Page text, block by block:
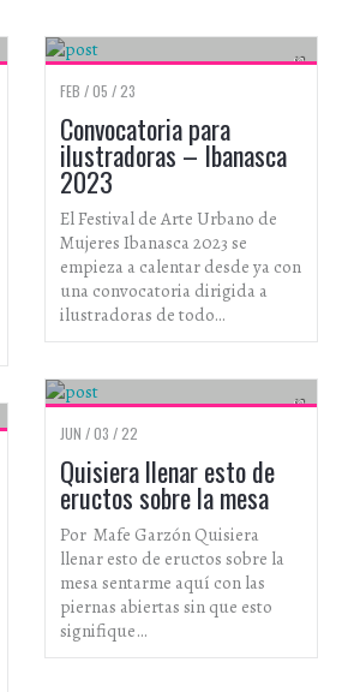
ARTISTAS
FEB / 05 / 23
Convocatoria para
ilustradoras – Ibanasca
2023
El Festival de Arte Urbano de
Mujeres Ibanasca 2023 se
empieza a calentar desde ya con
una convocatoria dirigida a
ilustradoras de todo…
JUN / 03 / 22
Quisiera llenar esto de
eructos sobre la mesa
Por Mafe Garzón Quisiera
llenar esto de eructos sobre la
mesa sentarme aquí con las
piernas abiertas sin que esto
signifique…